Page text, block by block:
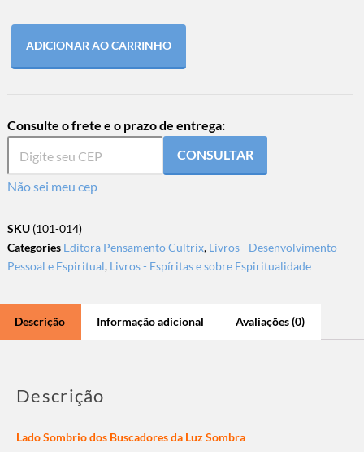
ADICIONAR AO CARRINHO
Consulte o frete e o prazo de entrega:
CONSULTAR
Não sei meu cep
SKU (101-014)
Categories Editora Pensamento Cultrix, Livros - Desenvolvimento
Pessoal e Espiritual, Livros - Espíritas e sobre Espiritualidade
Descrição Informação adicional Avaliações (0)
Descrição
Lado Sombrio dos Buscadores da Luz Sombra